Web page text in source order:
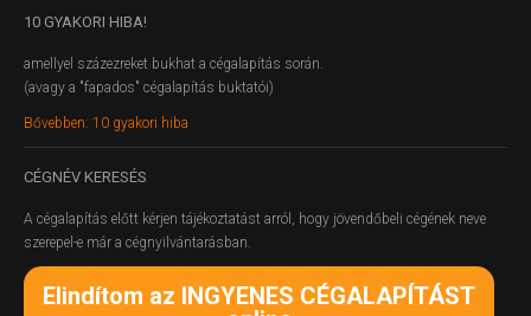
10 GYAKORI HIBA!
amellyel százezreket bukhat a cégalapítás során.
(avagy a "fapados" cégalapítás buktatói)
Bővebben: 10 gyakori hiba
CÉGNÉV KERESÉS
A cégalapítás előtt kérjen tájékoztatást arról, hogy jövendőbeli cégének neve
szerepel-e már a cégnyilvántarásban.
Elindítom az INGYENES CÉGALAPÍTÁST